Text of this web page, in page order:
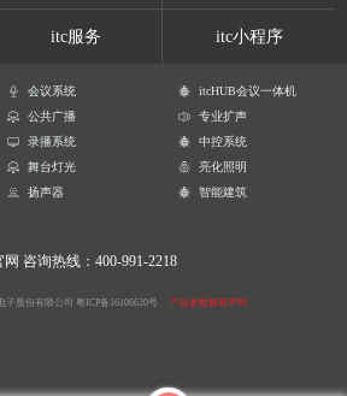
itc服务 itc小程序
会议系统
itcHUB会议一体机
公共广播
专业扩声
录播系统
中控系统
舞台灯光
亮化照明
扬声器
智能建筑
网 咨询热线：400-991-2218
子股份有限公司 粤ICP备16106620号 产品参数解释声明